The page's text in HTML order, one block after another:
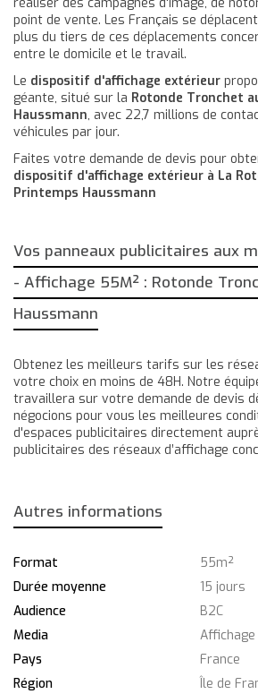
point de vente. Les Français se
plus du tiers de ces déplacements
entre le domicile et le travail.
Le dispositif d'affichage extérieur
géante, situé sur la Rotonde Tronchet
Haussmann, avec 22,7 millions de
véhicules par jour.
Faites votre demande de devis pour
dispositif d'affichage extérieur à La
Printemps Haussmann
Vos panneaux publicitaires aux
- Affichage 55M² : Rotonde
Haussmann
Obtenez les meilleurs tarifs sur les
votre choix en moins de 48H. Notre
travaillera sur votre demande de devis
négocions pour vous les meilleures
d'espaces publicitaires directement
publicitaires des réseaux d’affichage
Autres informations
Format
55m²
Durée moyenne
15 jours
Audience
B2C
Media
Affichage
Pays
France
Région
Île de